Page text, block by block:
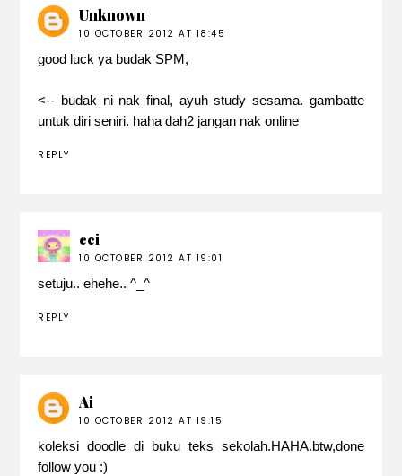
Unknown
10 OCTOBER 2012 AT 18:45
good luck ya budak SPM,
<-- budak ni nak final, ayuh study sesama. gambatte
untuk diri seniri. haha dah2 jangan nak online
REPLY
cci
10 OCTOBER 2012 AT 19:01
setuju.. ehehe.. ^_^
REPLY
Ai
10 OCTOBER 2012 AT 19:15
koleksi doodle di buku teks sekolah.HAHA.btw,done
follow you :)